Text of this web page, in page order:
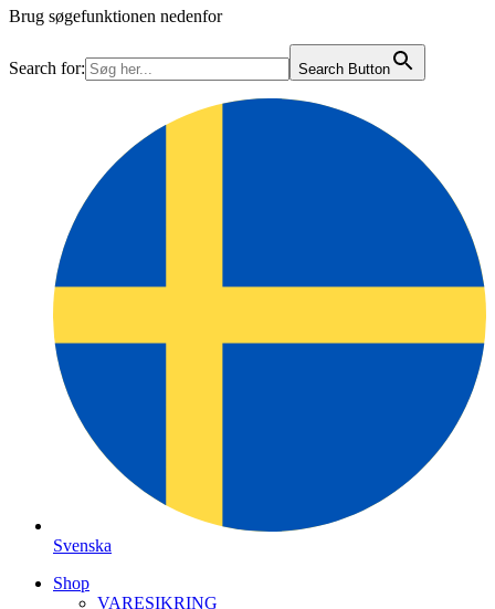
Brug søgefunktionen nedenfor
Search for: Search Button
Svenska
Shop
VARESIKRING